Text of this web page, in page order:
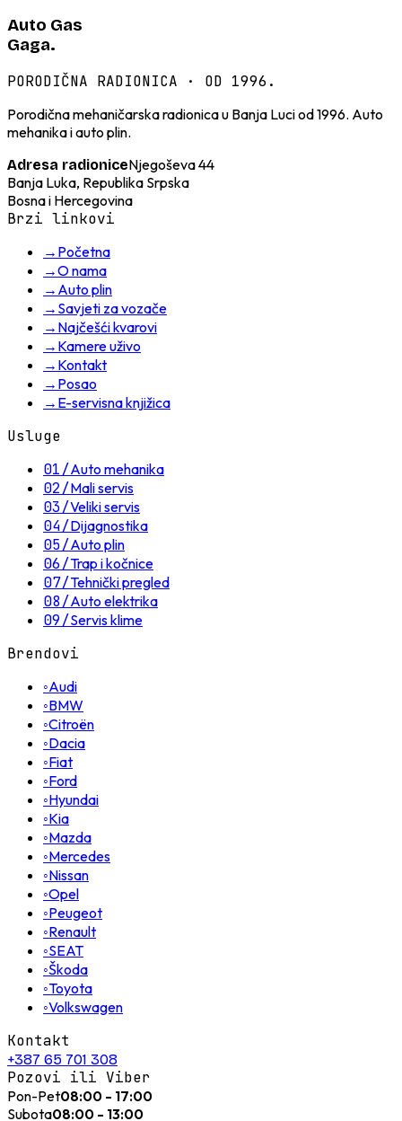
Auto Gas
Gaga.
PORODIČNA RADIONICA · OD 1996.
Porodična mehaničarska radionica u Banja Luci od 1996. Auto
mehanika i auto plin.
Adresa radioniceNjegoševa 44
Banja Luka, Republika Srpska
Bosna i Hercegovina
Brzi linkovi
→ Početna
→O nama
→ Auto plin
→ Savjeti za vozače
→ Najčešći kvarovi
→ Kamere uživo
→ Kontakt
→ Posao
→ E-servisna knjižica
Usluge
01/Auto mehanika
02/Mali servis
03/Veliki servis
04/Dijagnostika
05/Auto plin
06/Trap i kočnice
07/Tehnički pregled
08/Auto elektrika
09/Servis klime
Brendovi
◦Audi
◦BMW
◦Citroën
◦Dacia
◦Fiat
◦Ford
◦Hyundai
◦Kia
◦Mazda
◦Mercedes
◦Nissan
◦Opel
◦Peugeot
◦Renault
◦SEAT
◦Škoda
◦Toyota
◦Volkswagen
Kontakt
+387 65 701 308
Pozovi ili Viber
Pon-Pet08:00 - 17:00
Subota08:00 - 13:00